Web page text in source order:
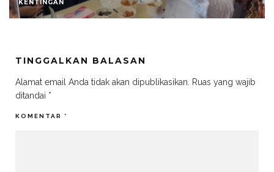
KENTINGAN
TINGGALKAN BALASAN
Alamat email Anda tidak akan dipublikasikan. Ruas yang wajib
ditandai *
KOMENTAR *